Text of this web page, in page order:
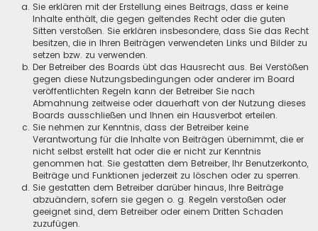
Sie erklären mit der Erstellung eines Beitrags, dass er keine
Inhalte enthält, die gegen geltendes Recht oder die guten
Sitten verstoßen. Sie erklären insbesondere, dass Sie das Recht
besitzen, die in Ihren Beiträgen verwendeten Links und Bilder zu
setzen bzw. zu verwenden.
Der Betreiber des Boards übt das Hausrecht aus. Bei Verstößen
gegen diese Nutzungsbedingungen oder anderer im Board
veröffentlichten Regeln kann der Betreiber Sie nach
Abmahnung zeitweise oder dauerhaft von der Nutzung dieses
Boards ausschließen und Ihnen ein Hausverbot erteilen.
Sie nehmen zur Kenntnis, dass der Betreiber keine
Verantwortung für die Inhalte von Beiträgen übernimmt, die er
nicht selbst erstellt hat oder die er nicht zur Kenntnis
genommen hat. Sie gestatten dem Betreiber, Ihr Benutzerkonto,
Beiträge und Funktionen jederzeit zu löschen oder zu sperren.
Sie gestatten dem Betreiber darüber hinaus, Ihre Beiträge
abzuändern, sofern sie gegen o. g. Regeln verstoßen oder
geeignet sind, dem Betreiber oder einem Dritten Schaden
zuzufügen.